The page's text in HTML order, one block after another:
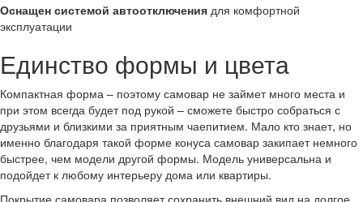
Оснащен системой автоотключения для комфортной
эксплуатации
Единство формы и цвета
Компактная форма – поэтому самовар не займет много места и
при этом всегда будет под рукой – сможете быстро собраться с
друзьями и близкими за приятным чаепитием. Мало кто знает, но
именно благодаря такой форме конуса самовар закипает немного
быстрее, чем модели другой формы. Модель универсальна и
подойдет к любому интерьеру дома или квартиры.
Покрытие самовара позволяет сохранить внешний вид на долгое